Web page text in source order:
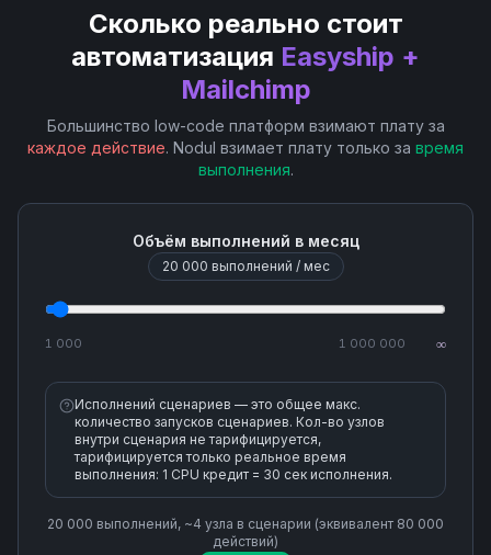
Get Campaign
Get Campaign Report
Get List Activities
Get List Member Tags
List Segment Members
from Tag)
Search Lists-Audiences
Сколько реально стоит
автоматизация Easyship +
Mailchimp
Большинство low-code платформ взимают плату за
каждое действие. Nodul взимает плату только за время
выполнения.
Объём выполнений в месяц
20 000 выполнений / мес
1 000 1 000 000 ∞
Исполнений сценариев — это общее макс.
количество запусков сценариев. Кол-во узлов
внутри сценария не тарифицируется,
тарифицируется только реальное время
выполнения: 1 CPU кредит = 30 сек исполнения.
20 000 выполнений, ~4 узла в сценарии (эквивалент 80 000
действий)